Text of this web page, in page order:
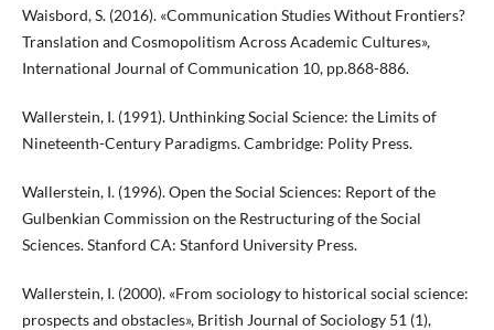
Waisbord, S. (2016). «Communication Studies Without Frontiers?
Translation and Cosmopolitism Across Academic Cultures»,
International Journal of Communication 10, pp.868-886.
Wallerstein, I. (1991). Unthinking Social Science: the Limits of
Nineteenth-Century Paradigms. Cambridge: Polity Press.
Wallerstein, I. (1996). Open the Social Sciences: Report of the
Gulbenkian Commission on the Restructuring of the Social
Sciences. Stanford CA: Stanford University Press.
Wallerstein, I. (2000). «From sociology to historical social science:
prospects and obstacles», British Journal of Sociology 51 (1),